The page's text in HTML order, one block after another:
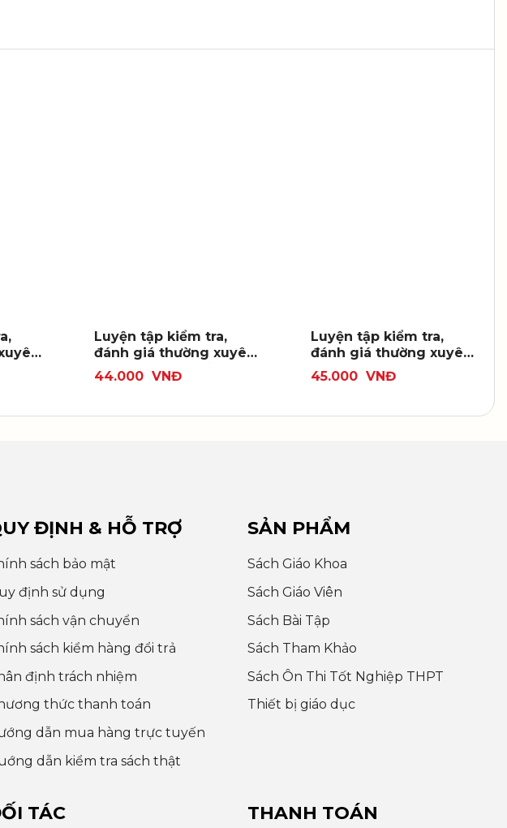
Luyện tập kiểm tra,
đánh giá thường xuyên
và định kì Lịch sử 11
44.000 VNĐ
Luyện tập kiểm tra,
đánh giá thường xuyên
và định kì Địa lí 11
45.000 VNĐ
ĐỊNH & HỖ TRỢ
sách bảo mật
định sử dụng
sách vận chuyển
sách kiểm hàng đổi trả
định trách nhiệm
thức thanh toán
dẫn mua hàng trực tuyến
dẫn kiểm tra sách thật
SẢN PHẨM
Sách Giáo Khoa
Sách Giáo Viên
Sách Bài Tập
Sách Tham Khảo
Sách Ôn Thi Tốt Nghiệp THPT
Thiết bị giáo dục
TÁC THANH TOÁN